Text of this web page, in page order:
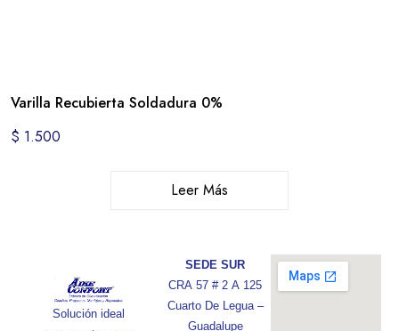
Varilla Recubierta Soldadura 0%
$ 1.500
Leer Más
Solución ideal
SEDE SUR
CRA 57 # 2 A 125
Cuarto De Legua –
Guadalupe